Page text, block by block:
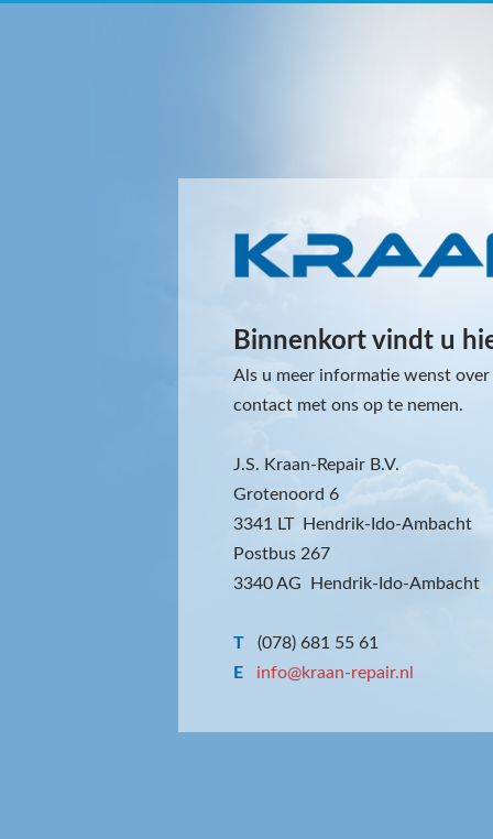
Binnenkort vindt u
Als u meer informatie wenst
contact met ons op te nemen.
J.S. Kraan-Repair B.V.
Grotenoord 6
3341 LT Hendrik-Ido-Ambacht
Postbus 267
3340 AG Hendrik-Ido-Ambacht
T
(078) 681 55 61
E
info@kraan-repair.nl